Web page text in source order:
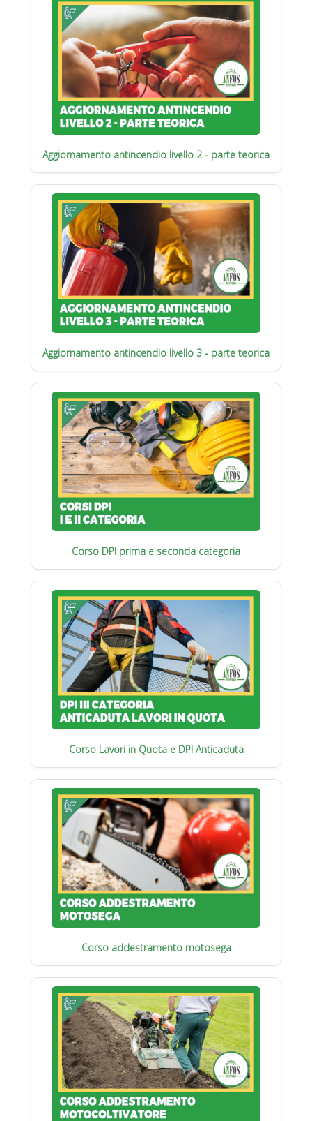
Aggiornamento antincendio livello 2 - parte teorica
Aggiornamento antincendio livello 3 - parte teorica
Corso DPI prima e seconda categoria
Corso Lavori in Quota e DPI Anticaduta
Corso addestramento motosega